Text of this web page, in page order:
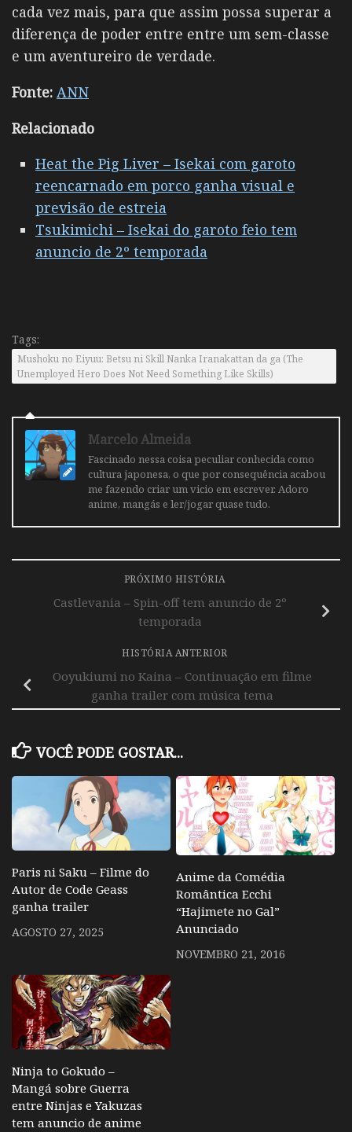
cada vez mais, para que assim possa superar a
diferença de poder entre entre um sem-classe
e um aventureiro de verdade.
Fonte: ANN
Relacionado
Heat the Pig Liver – Isekai com garoto
reencarnado em porco ganha visual e
previsão de estreia
Tsukimichi – Isekai do garoto feio tem
anuncio de 2º temporada
Tags:
Mushoku no Eiyuu: Betsu ni Skill Nanka Iranakattan da ga (The
Unemployed Hero Does Not Need Something Like Skills)
Marcelo Almeida
Fascinado nessa coisa peculiar conhecida como
cultura japonesa, o que por consequência acabou
me fazendo criar um vicio em escrever. Adoro
anime, mangás e ler/jogar quase tudo.
PRÓXIMO HISTÓRIA
Castlevania – Spin-off tem anuncio de 2º
temporada
HISTÓRIA ANTERIOR
Ooyukiumi no Kaina – Continuação em filme
ganha trailer com música tema
VOCÊ PODE GOSTAR...
Paris ni Saku – Filme do
Autor de Code Geass
ganha trailer
AGOSTO 27, 2025
Anime da Comédia
Romântica Ecchi
“Hajimete no Gal”
Anunciado
NOVEMBRO 21, 2016
Ninja to Gokudo –
Mangá sobre Guerra
entre Ninjas e Yakuzas
tem anuncio de anime